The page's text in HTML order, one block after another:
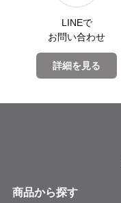
LINEで
お問い合わせ
詳細を見る
商品から探す